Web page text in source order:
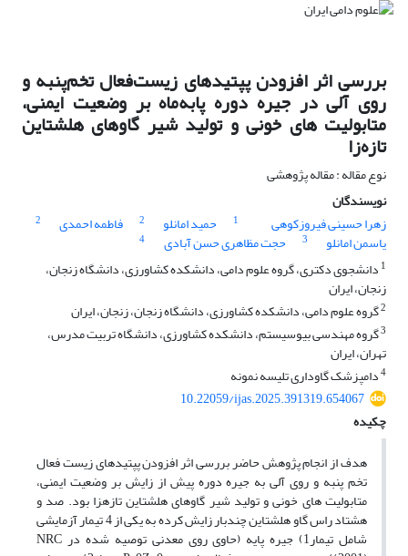
بررسی اثر افزودن پپتیدهای زیست‌فعال تخم‌پنبه و
روی آلی در جیره دوره پابه‌ماه بر وضعیت ایمنی،
متابولیت های خونی و تولید شیر گاوهای هلشتاین
تازه‌زا
نوع مقاله : مقاله پژوهشی
نویسندگان
زهرا حسینی فیروزکوهی
1 حمید امانلو 2 فاطمه احمدی 2
یاسمن امانلو 3 حجت مظاهری حسن آبادی
4
1 دانشجوی دکتری، گروه علوم دامی، دانشکده کشاورزی، دانشگاه زنجان،
زنجان، ایران
2گروه علوم دامی، دانشکده کشاورزی، دانشگاه زنجان، زنجان، ایران
3گروه مهندسی بیوسیستم، دانشکده کشاورزی، دانشگاه تربیت مدرس،
تهران، ایران
4دامپزشک گاوداری تلیسه نمونه
10.22059/ijas.2025.391319.654067
چکیده
هدف از انجام پژوهش حاضر بررسی اثر افزودن پپتیدهای زیست فعال
تخم پنبه و روی آلی به جیره دوره پیش از زایش بر وضعیت ایمنی،
متابولیت های خونی و تولید شیر گاوهای هلشتاین تازه­زا بود. صد و
هشتاد راس گاو هلشتاین چندبار زایش کرده به یکی از 4 تیمار آزمایشی
شامل تیمار1) جیره پایه (حاوی روی معدنی توصیه شده در NRC